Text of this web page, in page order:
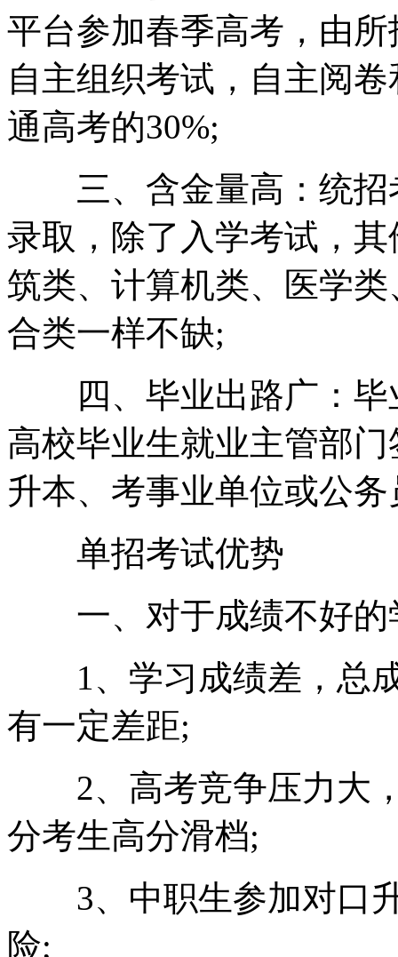
平台参加春季高考，由
自主组织考试，自主阅
通高考的30%;
三、含金量高：统招
录取，除了入学考试，
筑类、计算机类、医学
合类一样不缺;
四、毕业出路广：毕
高校毕业生就业主管部
升本、考事业单位或公务
单招考试优势
一、对于成绩不好的
1、学习成绩差，总成
有一定差距;
2、高考竞争压力大，
分考生高分滑档;
3、中职生参加对口升
险;